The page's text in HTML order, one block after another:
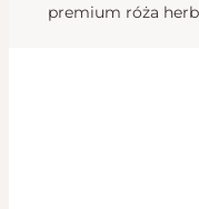
premium róża